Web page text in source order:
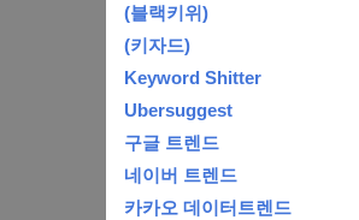
(블랙키위)
(키자드)
Keyword Shitter
Ubersuggest
구글 트렌드
네이버 트렌드
카카오 데이터트렌드